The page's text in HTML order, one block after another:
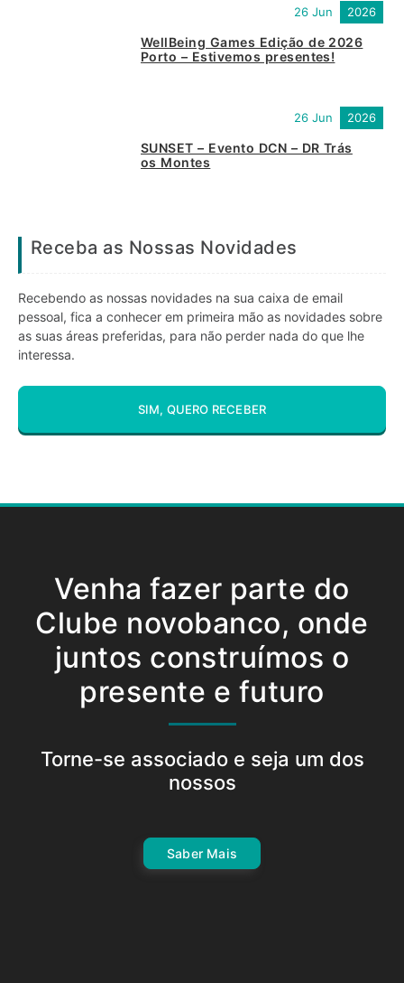
WellBeing Games Edição de 2026
Porto – Estivemos presentes!
26 Jun 2026
SUNSET – Evento DCN – DR Trás
os Montes
26 Jun 2026
Receba as Nossas Novidades
Recebendo as nossas novidades na sua caixa de email
pessoal, fica a conhecer em primeira mão as novidades sobre
as suas áreas preferidas, para não perder nada do que lhe
interessa.
SIM, QUERO RECEBER
Venha fazer parte do
Clube novobanco, onde
juntos construímos o
presente e futuro
Torne-se associado e seja um dos
nossos
Saber Mais